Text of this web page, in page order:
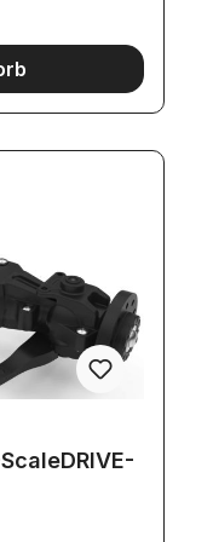
AG.Da
hat, wie die
auch mit